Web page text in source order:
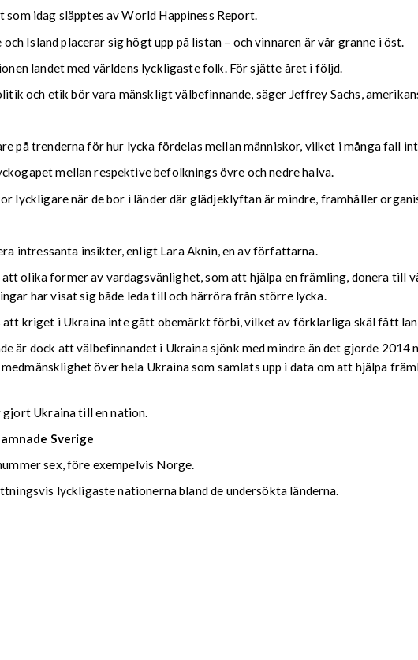
idag släpptes av World Happiness Report.
Island placerar sig högt upp på listan – och vinnaren är vår granne i öst.
landet med världens lyckligaste folk. För sjätte året i följd.
och etik bör vara mänskligt välbefinnande, säger Jeffrey Sachs,
på trenderna för hur lycka fördelas mellan människor, vilket i många fall
mellan respektive befolknings övre och nedre halva.
lyckligare när de bor i länder där glädjeklyftan är mindre, framhåller
intressanta insikter, enligt Lara Aknin, en av författarna.
att olika former av vardagsvänlighet, som att hjälpa en främling, donera
har visat sig både leda till och härröra från större lycka.
att kriget i Ukraina inte gått obemärkt förbi, vilket av förklarliga skäl fått
är dock att välbefinnandet i Ukraina sjönk med mindre än det gjorde
över hela Ukraina som samlats upp i data om att hjälpa
gjort Ukraina till en nation.
Sverige
sex, före exempelvis Norge.
lyckligaste nationerna bland de undersökta länderna.